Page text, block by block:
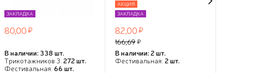
ЗАКЛАДКА
80,00
В наличии: 338 шт.
Трикотажников 3: 272 шт.
Фестивальная: 66 шт.
АКЦИЯ
ЗАКЛАДКА
82,00
166,69
В наличии: 2 шт.
Фестивальная: 2 шт.